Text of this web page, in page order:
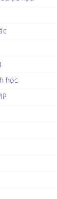
học